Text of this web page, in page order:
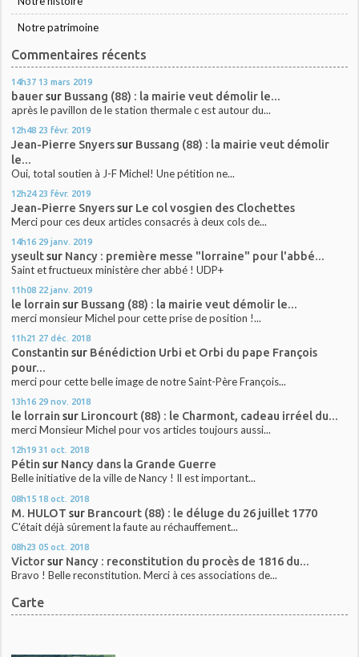
Notre patrimoine
Commentaires récents
14h37 13 mars 2019
bauersur Bussang (88) : la mairie veut démolir le...
après le pavillon de le station thermale c est autour du...
12h48 23 févr. 2019
Jean-Pierre Snyerssur Bussang (88) : la mairie veut démolir
le...
Oui, total soutien à J-F Michel! Une pétition ne...
12h24 23 févr. 2019
Jean-Pierre Snyerssur Le col vosgien des Clochettes
Merci pour ces deux articles consacrés à deux cols de...
14h16 29 janv. 2019
yseultsur Nancy : première messe "lorraine" pour l'abbé...
Saint et fructueux ministère cher abbé ! UDP+
11h08 22 janv. 2019
le lorrain sur Bussang (88) : la mairie veut démolir le...
merci monsieur Michel pour cette prise de position !...
11h21 27 déc. 2018
Constantin sur Bénédiction Urbi et Orbi du pape François
pour...
merci pour cette belle image de notre Saint-Père François...
13h16 29 nov. 2018
le lorrain sur Lironcourt (88) : le Charmont, cadeau irréel du...
merci Monsieur Michel pour vos articles toujours aussi...
12h19 31 oct. 2018
Pétin sur Nancy dans la Grande Guerre
Belle initiative de la ville de Nancy ! Il est important...
08h15 18 oct. 2018
M. HULOT sur Brancourt (88) : le déluge du 26 juillet 1770
C'était déjà sûrement la faute au réchauffement...
08h23 05 oct. 2018
Victorsur Nancy : reconstitution du procès de 1816 du...
Bravo ! Belle reconstitution. Merci à ces associations de...
Carte